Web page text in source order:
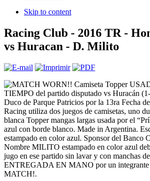
Skip to content
Racing Club - 2016 TR -
vs Huracan - D. Milito